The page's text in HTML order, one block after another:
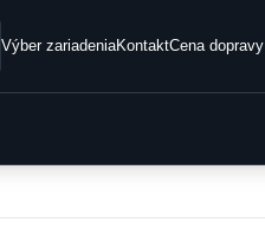
Výber zariadeniaKontaktCena dopravy